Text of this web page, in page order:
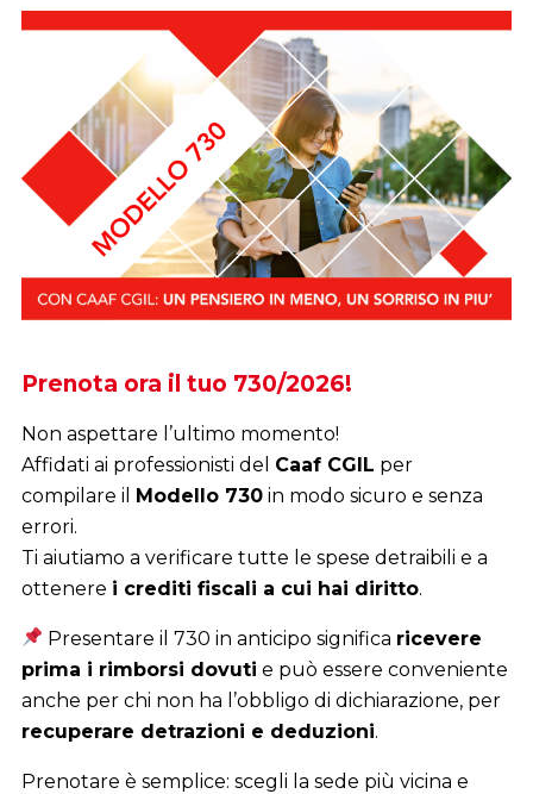
Prenota ora il tuo 730/2026!
Non aspettare l’ultimo momento!
Affidati ai professionisti del Caaf CGIL per
compilare il Modello 730in modo sicuro e senza
errori.
Ti aiutiamo a verificare tutte le spese detraibili e a
ottenere i crediti fiscali a cui hai diritto.
Presentare il 730 in anticipo significa ricevere
prima i rimborsi dovuti e può essere conveniente
anche per chi non ha l’obbligo di dichiarazione, per
recuperare detrazioni e deduzioni.
Prenotare è semplice: scegli la sede più vicina e